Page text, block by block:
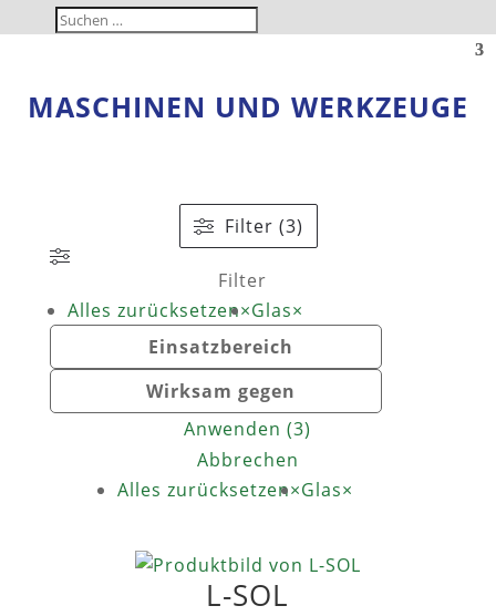
MASCHINEN UND WERKZEUGE
Filter (3)
Filter
Alles zurücksetzen×Glas×
Einsatzbereich
Wirksam gegen
Anwenden(3)
Abbrechen
Alles zurücksetzen×Glas×
L-SOL